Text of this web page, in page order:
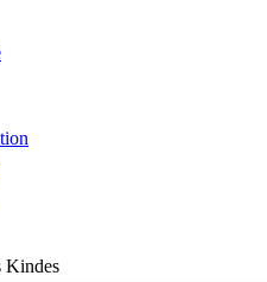
Kindes